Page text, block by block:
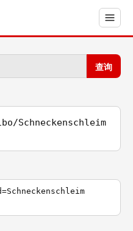
查询
Schneckenschleim